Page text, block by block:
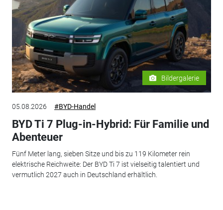
Bildergalerie
05.08.2026 #BYD-Handel
BYD Ti 7 Plug-in-Hybrid: Für Familie und
Abenteuer
Fünf Meter lang, sieben Sitze und bis zu 119 Kilometer rein
elektrische Reichweite: Der BYD Ti 7 ist vielseitig talentiert und
vermutlich 2027 auch in Deutschland erhältlich.